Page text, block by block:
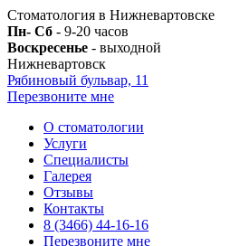
Стоматология в Нижневартовске
Пн- Сб - 9-20 часов
Воскресенье - выходной
Нижневартовск
Рябиновый бульвар, 11
Перезвоните мне
О стоматологии
Услуги
Специалисты
Галерея
Отзывы
Контакты
8 (3466) 44-16-16
Перезвоните мне